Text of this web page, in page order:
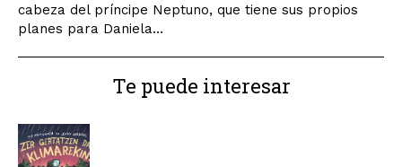
cabeza del príncipe Neptuno, que tiene sus propios
planes para Daniela…
Te puede interesar